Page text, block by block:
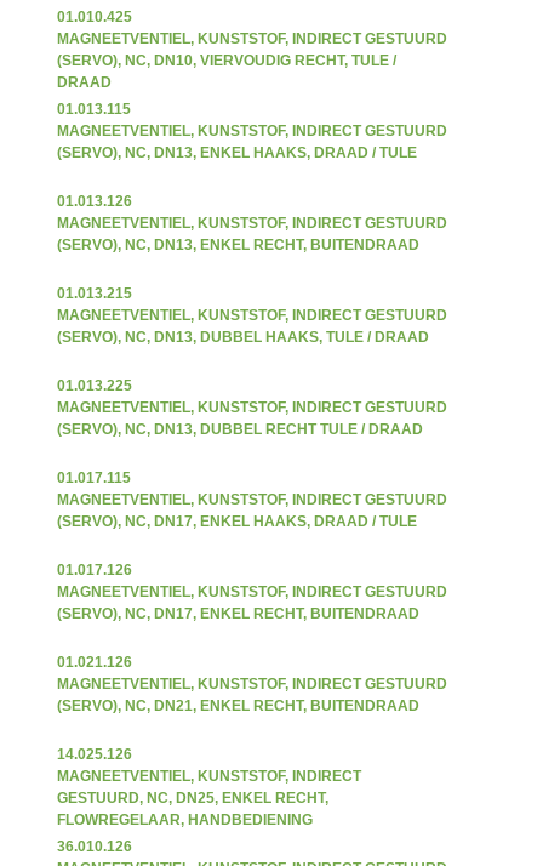
01.010.425
MAGNEETVENTIEL, KUNSTSTOF, INDIRECT GESTUURD
(SERVO), NC, DN10, VIERVOUDIG RECHT, TULE /
DRAAD
01.013.115
MAGNEETVENTIEL, KUNSTSTOF, INDIRECT GESTUURD
(SERVO), NC, DN13, ENKEL HAAKS, DRAAD / TULE
01.013.126
MAGNEETVENTIEL, KUNSTSTOF, INDIRECT GESTUURD
(SERVO), NC, DN13, ENKEL RECHT, BUITENDRAAD
01.013.215
MAGNEETVENTIEL, KUNSTSTOF, INDIRECT GESTUURD
(SERVO), NC, DN13, DUBBEL HAAKS, TULE / DRAAD
01.013.225
MAGNEETVENTIEL, KUNSTSTOF, INDIRECT GESTUURD
(SERVO), NC, DN13, DUBBEL RECHT TULE / DRAAD
01.017.115
MAGNEETVENTIEL, KUNSTSTOF, INDIRECT GESTUURD
(SERVO), NC, DN17, ENKEL HAAKS, DRAAD / TULE
01.017.126
MAGNEETVENTIEL, KUNSTSTOF, INDIRECT GESTUURD
(SERVO), NC, DN17, ENKEL RECHT, BUITENDRAAD
01.021.126
MAGNEETVENTIEL, KUNSTSTOF, INDIRECT GESTUURD
(SERVO), NC, DN21, ENKEL RECHT, BUITENDRAAD
14.025.126
MAGNEETVENTIEL, KUNSTSTOF, INDIRECT
GESTUURD, NC, DN25, ENKEL RECHT,
FLOWREGELAAR, HANDBEDIENING
36.010.126